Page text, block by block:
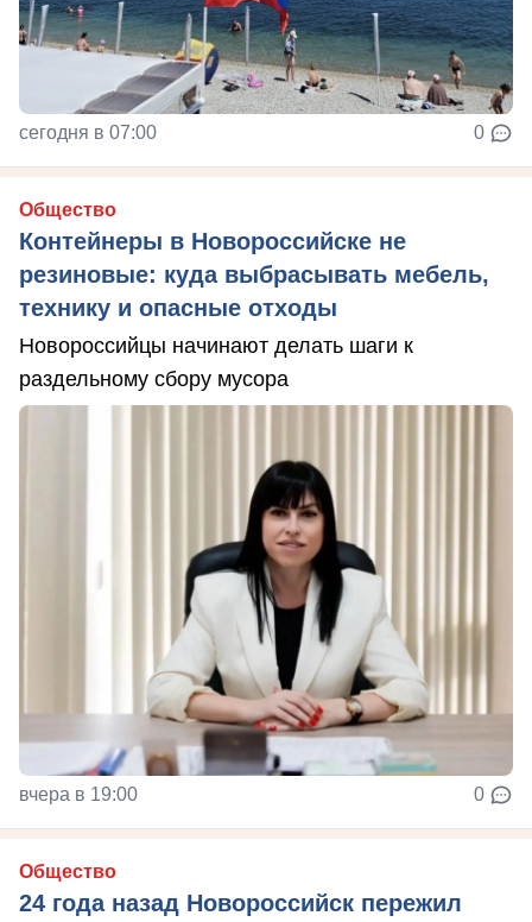
сегодня в 07:00 0
Общество
Контейнеры в Новороссийске не
резиновые: куда выбрасывать мебель,
технику и опасные отходы
Новороссийцы начинают делать шаги к
раздельному сбору мусора
вчера в 19:00 0
Общество
24 года назад Новороссийск пережил